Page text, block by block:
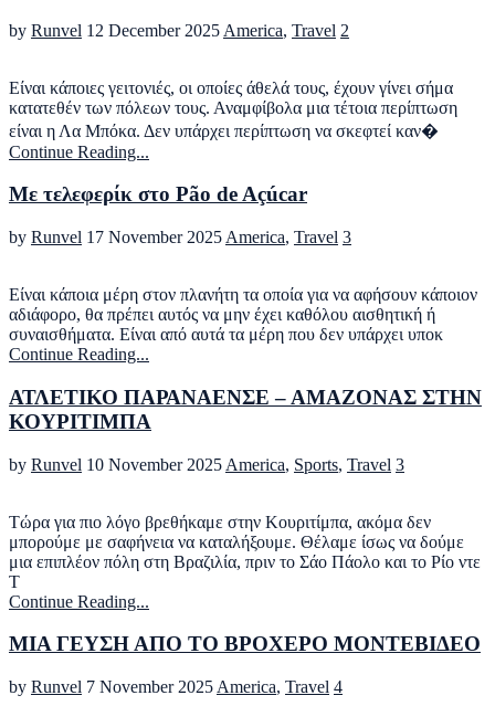
by Runvel 12 December 2025 America, Travel 2
Είναι κάποιες γειτονιές, οι οποίες άθελά τους, έχουν γίνει σήμα
κατατεθέν των πόλεων τους. Αναμφίβολα μια τέτοια περίπτωση
είναι η Λα Μπόκα. Δεν υπάρχει περίπτωση να σκεφτεί καν�
Continue Reading...
Με τελεφερίκ στο Pão de Açúcar
by Runvel 17 November 2025 America, Travel 3
Είναι κάποια μέρη στον πλανήτη τα οποία για να αφήσουν κάποιον
αδιάφορο, θα πρέπει αυτός να μην έχει καθόλου αισθητική ή
συναισθήματα. Είναι από αυτά τα μέρη που δεν υπάρχει υποκ
Continue Reading...
ΑΤΛΕΤΙΚΟ ΠΑΡΑΝΑΕΝΣΕ – ΑΜΑΖΟΝΑΣ ΣΤΗΝ
ΚΟΥΡΙΤΙΜΠΑ
by Runvel 10 November 2025 America, Sports, Travel 3
Τώρα για πιο λόγο βρεθήκαμε στην Κουριτίμπα, ακόμα δεν
μπορούμε με σαφήνεια να καταλήξουμε. Θέλαμε ίσως να δούμε
μια επιπλέον πόλη στη Βραζιλία, πριν το Σάο Πάολο και το Ρίο ντε
Τ
Continue Reading...
ΜΙΑ ΓΕΥΣΗ ΑΠΟ ΤΟ ΒΡΟΧΕΡΟ ΜΟΝΤΕΒΙΔΕΟ
by Runvel 7 November 2025 America, Travel 4